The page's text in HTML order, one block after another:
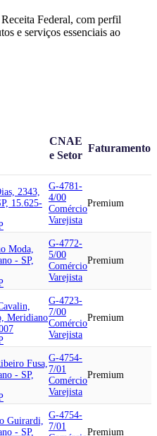
Federal, com perfil
e serviços essenciais ao
CNAE
e Setor
Faturamento
2343,
15.625-
G-4781-
4/00
Comércio
Varejista
Premium
Moda,
- SP,
G-4772-
5/00
Comércio
Varejista
Premium
Meridiano
G-4723-
7/00
Comércio
Varejista
Premium
Fusa,
- SP,
G-4754-
7/01
Comércio
Varejista
Premium
Guirardi,
- SP,
G-4754-
7/01
Premium